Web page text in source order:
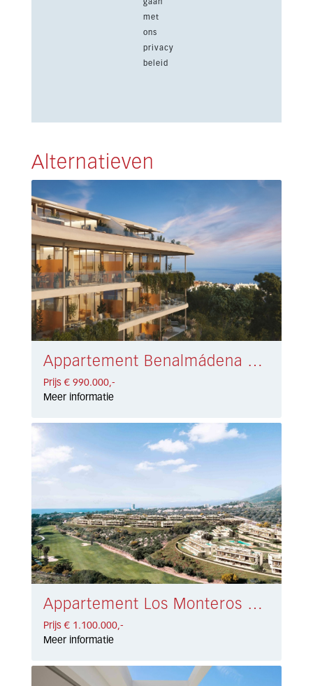
met
ons
privacy
beleid
Alternatieven
Appartement Benalmádena € 990.000,-
Prijs € 990.000,-
Meer informatie
Appartement Los Monteros € 1.100.000,-
Prijs € 1.100.000,-
Meer informatie